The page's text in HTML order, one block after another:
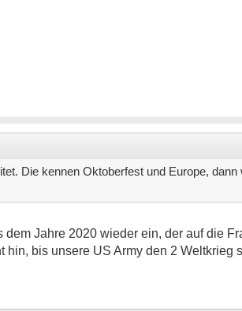
Die kennen Oktoberfest und Europe, dann
Jahre 2020 wieder ein, der auf die
bis unsere US Army den 2 Weltkrieg